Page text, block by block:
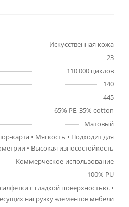
Искусственная кожа
23
110 000 циклов
140
445
65% PE, 35% cotton
Матовый
карта • Мягкость • Подходит для
• Высокая износостойкость
Коммерческое использование
100% PU
с гладкой поверхностью. •
нагрузку элементов мебели